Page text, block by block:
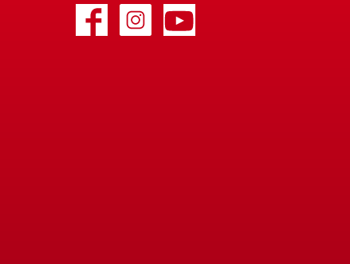
FacebookGoogle+ Youtube